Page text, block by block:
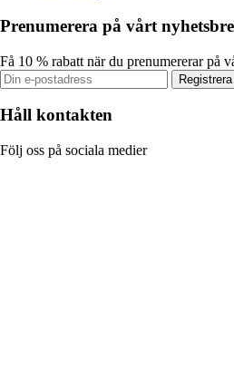
Prenumerera på vårt
Få 10 % rabatt när du prenumererar på
Håll kontakten
Följ oss på sociala medier